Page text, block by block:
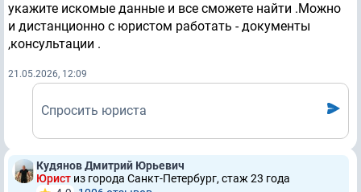
укажите искомые данные и все сможете найти .Можно
и дистанционно с юристом работать - документы
,консультации .
21.05.2026, 12:09
Спросить юриста
Кудянов Дмитрий Юрьевич
Юрист из города Санкт-Петербург, стаж 23 годa